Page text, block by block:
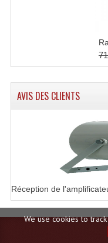
We use cookies to
AVIS DES CLIENTS
Réception de